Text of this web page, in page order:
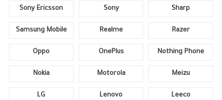
Sony Ericsson Sony Sharp
Samsung Mobile Realme Razer
Oppo OnePlus Nothing Phone
Nokia Motorola Meizu
LG Lenovo Leeco